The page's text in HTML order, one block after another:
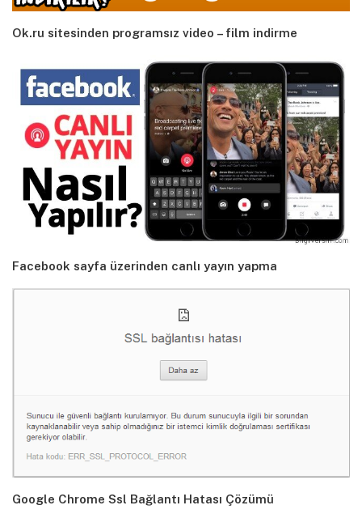
Ok.ru sitesinden programsız video – film indirme
Facebook sayfa üzerinden canlı yayın yapma
Google Chrome Ssl Bağlantı Hatası Çözümü